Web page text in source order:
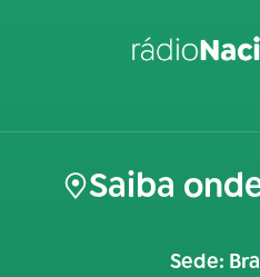
Saiba
Sede: